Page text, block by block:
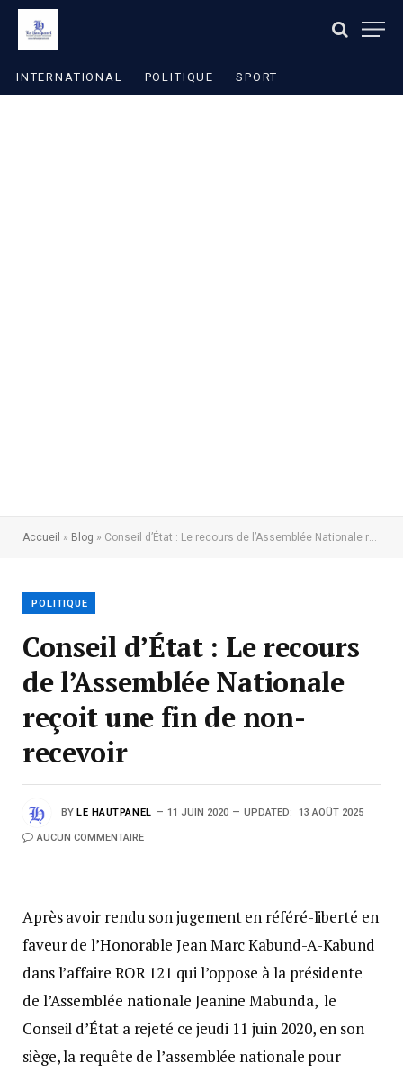
INTERNATIONAL POLITIQUE SPORT
Accueil » Blog » Conseil d’État : Le recours de l’Assemblée Nationale reçoit une fin de non-recevoir
POLITIQUE
Conseil d’État : Le recours
de l’Assemblée Nationale
reçoit une fin de non-
recevoir
BY LE HAUTPANEL 11 JUIN 2020 UPDATED: 13 AOÛT 2025
AUCUN COMMENTAIRE
Après avoir rendu son jugement en référé-liberté en
faveur de l’Honorable Jean Marc Kabund-A-Kabund
dans l’affaire ROR 121 qui l’oppose à la présidente
de l’Assemblée nationale Jeanine Mabunda, le
Conseil d’État a rejeté ce jeudi 11 juin 2020, en son
siège, la requête de l’assemblée nationale pour